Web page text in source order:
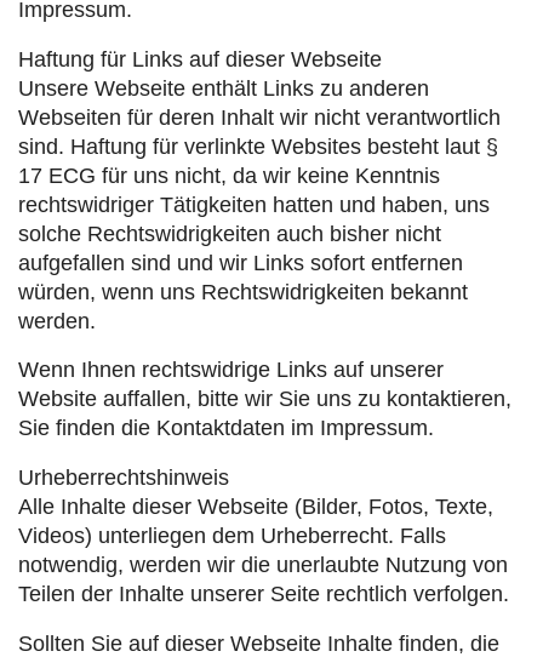
Impressum.
Haftung für Links auf dieser Webseite
Unsere Webseite enthält Links zu anderen
Webseiten für deren Inhalt wir nicht verantwortlich
sind. Haftung für verlinkte Websites besteht laut §
17 ECG für uns nicht, da wir keine Kenntnis
rechtswidriger Tätigkeiten hatten und haben, uns
solche Rechtswidrigkeiten auch bisher nicht
aufgefallen sind und wir Links sofort entfernen
würden, wenn uns Rechtswidrigkeiten bekannt
werden.
Wenn Ihnen rechtswidrige Links auf unserer
Website auffallen, bitte wir Sie uns zu kontaktieren,
Sie finden die Kontaktdaten im Impressum.
Urheberrechtshinweis
Alle Inhalte dieser Webseite (Bilder, Fotos, Texte,
Videos) unterliegen dem Urheberrecht. Falls
notwendig, werden wir die unerlaubte Nutzung von
Teilen der Inhalte unserer Seite rechtlich verfolgen.
Sollten Sie auf dieser Webseite Inhalte finden, die